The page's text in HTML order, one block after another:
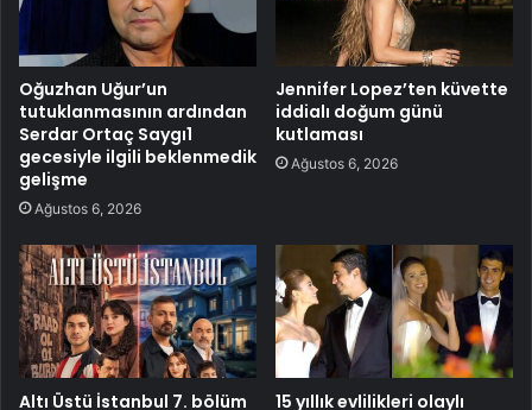
Oğuzhan Uğur’un
tutuklanmasının ardından
Serdar Ortaç Saygı1
gecesiyle ilgili beklenmedik
gelişme
Ağustos 6, 2026
Jennifer Lopez’ten küvette
iddialı doğum günü
kutlaması
Ağustos 6, 2026
Altı Üstü İstanbul 7. bölüm 15 yıllık evlilikleri olaylı